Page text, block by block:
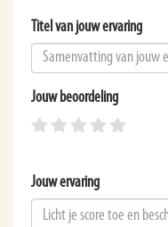
Titel van jouw ervaring
Jouw beoordeling
Jouw ervaring